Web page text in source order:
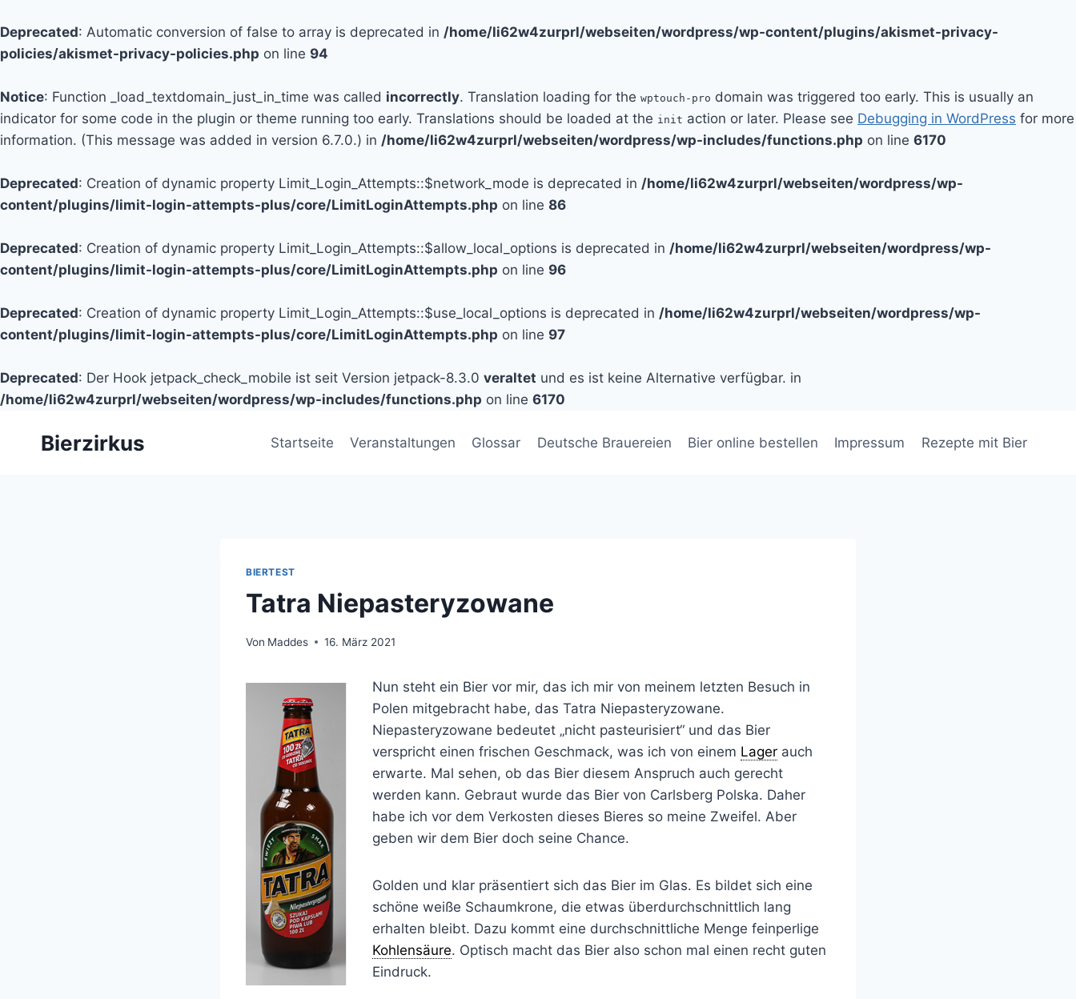
Deprecated: Automatic conversion of false to array is deprecated in /home/li62w4zurprl/webseiten/wordpress/wp-content/plugins/akismet-privacy-
policies/akismet-privacy-policies.php on line 94
Notice: Function _load_textdomain_just_in_time was called incorrectly. Translation loading for the wptouch-pro domain was triggered too early. This is usually an
indicator for some code in the plugin or theme running too early. Translations should be loaded at the init action or later. Please see Debugging in WordPress for more
information. (This message was added in version 6.7.0.) in /home/li62w4zurprl/webseiten/wordpress/wp-includes/functions.php on line 6170
Deprecated: Creation of dynamic property Limit_Login_Attempts::$network_mode is deprecated in /home/li62w4zurprl/webseiten/wordpress/wp-
content/plugins/limit-login-attempts-plus/core/LimitLoginAttempts.php on line 86
Deprecated: Creation of dynamic property Limit_Login_Attempts::$allow_local_options is deprecated in /home/li62w4zurprl/webseiten/wordpress/wp-
content/plugins/limit-login-attempts-plus/core/LimitLoginAttempts.php on line 96
Deprecated: Creation of dynamic property Limit_Login_Attempts::$use_local_options is deprecated in /home/li62w4zurprl/webseiten/wordpress/wp-
content/plugins/limit-login-attempts-plus/core/LimitLoginAttempts.php on line 97
Deprecated: Der Hook jetpack_check_mobile ist seit Version jetpack-8.3.0 veraltet und es ist keine Alternative verfügbar. in
/home/li62w4zurprl/webseiten/wordpress/wp-includes/functions.php on line 6170
Bierzirkus Startseite Veranstaltungen Glossar Deutsche Brauereien Bier online bestellen Impressum Rezepte mit Bier
BIERTEST
Tatra Niepasteryzowane
Von Maddes 16. März 2021
Nun steht ein Bier vor mir, das ich mir von meinem letzten Besuch in
Polen mitgebracht habe, das Tatra Niepasteryzowane.
Niepasteryzowane bedeutet „nicht pasteurisiert“ und das Bier
verspricht einen frischen Geschmack, was ich von einem Lager auch
erwarte. Mal sehen, ob das Bier diesem Anspruch auch gerecht
werden kann. Gebraut wurde das Bier von Carlsberg Polska. Daher
habe ich vor dem Verkosten dieses Bieres so meine Zweifel. Aber
geben wir dem Bier doch seine Chance.
Golden und klar präsentiert sich das Bier im Glas. Es bildet sich eine
schöne weiße Schaumkrone, die etwas überdurchschnittlich lang
erhalten bleibt. Dazu kommt eine durchschnittliche Menge feinperlige
Kohlensäure. Optisch macht das Bier also schon mal einen recht guten
Eindruck.